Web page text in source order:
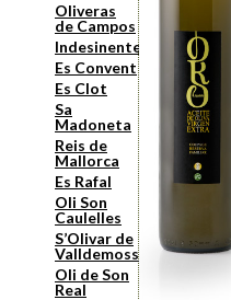
Oliveras
de Campos
Indesinenter
Es Convent
Es Clot
Sa
Madoneta
Reis de
Mallorca
Es Rafal
Oli Son
Caulelles
S’Olivar de
Valldemossa
Oli de Son
Real